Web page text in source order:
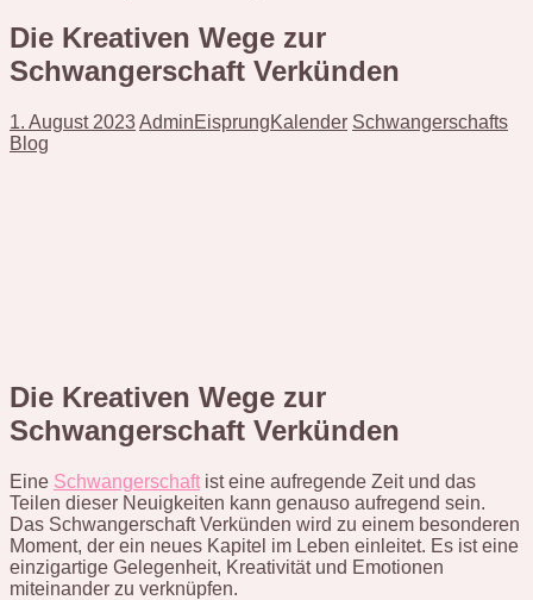
Die Kreativen Wege zur
Schwangerschaft Verkünden
1. August 2023AdminEisprungKalender Schwangerschafts
Blog
Die Kreativen Wege zur
Schwangerschaft Verkünden
Eine Schwangerschaft ist eine aufregende Zeit und das
Teilen dieser Neuigkeiten kann genauso aufregend sein.
Das Schwangerschaft Verkünden wird zu einem besonderen
Moment, der ein neues Kapitel im Leben einleitet. Es ist eine
einzigartige Gelegenheit, Kreativität und Emotionen
miteinander zu verknüpfen.